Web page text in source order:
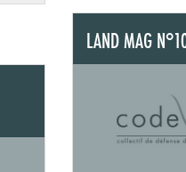
LAND MAG